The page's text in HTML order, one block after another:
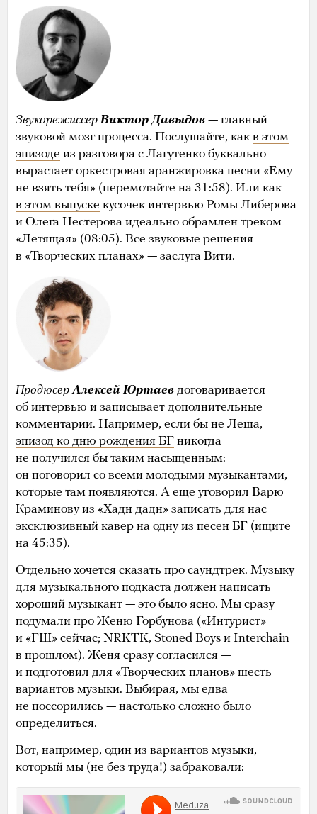
Звукорежиссер Виктор Давыдов — главный
звуковой мозг процесса. Послушайте, как в этом
эпизоде из разговора с Лагутенко буквально
вырастает оркестровая аранжировка песни «Ему
не взять тебя» (перемотайте на 31:58). Или как
в этом выпуске кусочек интервью Ромы Либерова
и Олега Нестерова идеально обрамлен треком
«Летящая» (08:05). Все звуковые решения
в «Творческих планах» — заслуга Вити.
ПродюсерАлексей Юртаев договаривается
об интервью и записывает дополнительные
комментарии. Например, если бы не Леша,
эпизод ко дню рождения БГ никогда
не получился бы таким насыщенным:
он поговорил со всеми молодыми музыкантами,
которые там появляются. А еще уговорил Варю
Краминову из «Хадн дадн» записать для нас
эксклюзивный кавер на одну из песен БГ (ищите
на 45:35).
Отдельно хочется сказать про саундтрек. Музыку
для музыкального подкаста должен написать
хороший музыкант — это было ясно. Мы сразу
подумали про Женю Горбунова («Интурист»
и «ГШ» сейчас; NRKTK, Stoned Boys и Interchain
в прошлом). Женя сразу согласился —
и подготовил для «Творческих планов» шесть
вариантов музыки. Выбирая, мы едва
не поссорились — настолько сложно было
определиться.
Вот, например, один из вариантов музыки,
который мы (не без труда!) забраковали: